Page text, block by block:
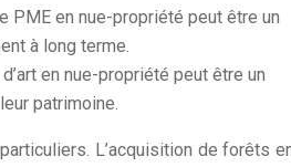
PME en nue-propriété peut être un
à long terme.
en nue-propriété peut être un
patrimoine.
L’acquisition de forêts